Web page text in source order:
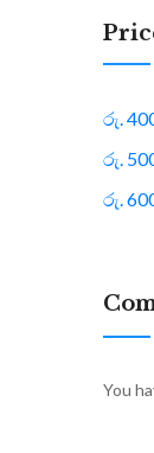
රු.
රු.
රු.
You